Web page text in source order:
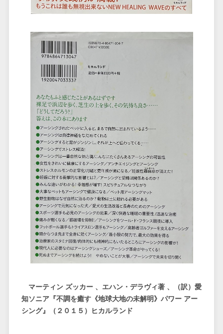
マーティン ズッカー 、エハン・デラヴィ著 、（訳）愛
知ソニア『不調を癒す《地球大地の未解明》パワー アー
シング』（２０１５）ヒカルランド